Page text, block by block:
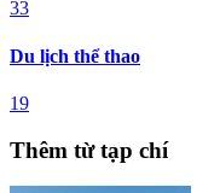
33
Du lịch thể thao
19
Thêm từ tạp chí